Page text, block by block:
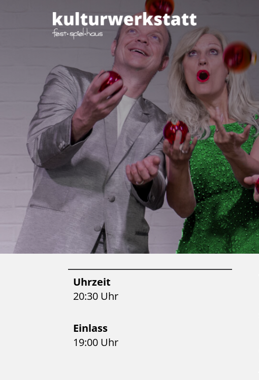
Uhrzeit
20:30 Uhr
Einlass
19:00 Uhr